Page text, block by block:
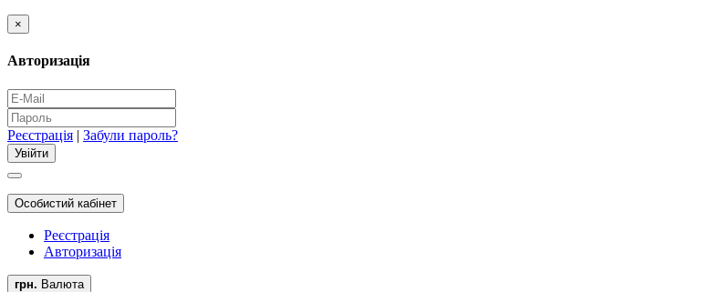
×
Авторизація
Реєстрація | Забули пароль?
Особистий кабінет
Реєстрація
Авторизація
грн. Валюта